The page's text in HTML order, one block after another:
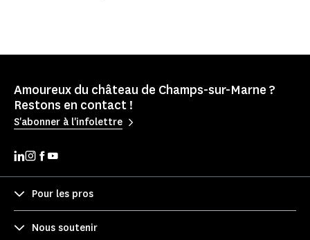
Amoureux du château de Champs-sur-Marne ?
Restons en contact !
S'abonner à l'infolettre
Pour les pros
Nous soutenir